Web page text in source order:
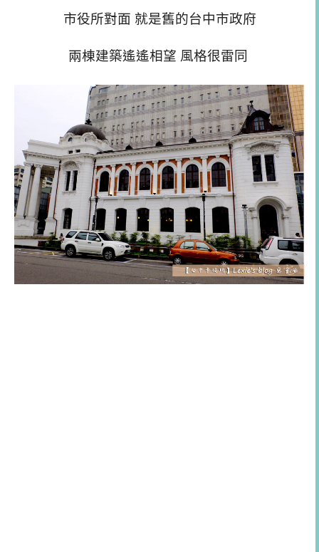
市役所對面 就是舊的台中市政府
兩棟建築遙遙相望 風格很雷同